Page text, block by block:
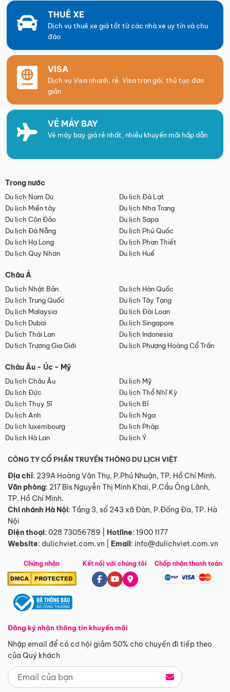
THUÊ XE
Dịch vụ thuê xe giá tốt từ các nhà xe uy tín và chu
đáo
VISA
Dịch vụ Visa nhanh, rẻ. Visa trọn gói, thủ tục đơn
giản
VÉ MÁY BAY
Vé máy bay giá rẻ nhất, nhiều khuyến mãi hấp dẫn
Trong nước
Du lịch Nam Du
Du lịch Đà Lạt
Du lịch Miền tây
Du lịch Nha Trang
Du lịch Côn Đảo
Du lịch Sapa
Du lịch Đà Nẵng
Du lịch Phú Quốc
Du lịch Hạ Long
Du lịch Phan Thiết
Du lịch Quy Nhơn
Du lịch Huế
Châu Á
Du lịch Nhật Bản
Du lịch Hàn Quốc
Du lịch Trung Quốc
Du lịch Tây Tạng
Du lịch Malaysia
Du lịch Đài Loan
Du lịch Dubai
Du lịch Singapore
Du lịch Thái Lan
Du lịch Indonesia
Du lịch Trương Gia Giới
Du lịch Phượng Hoàng Cổ Trấn
Châu Âu - Úc - Mỹ
Du lịch Châu Âu
Du lịch Mỹ
Du lịch Đức
Du lịch Thổ Nhĩ Kỳ
Du lịch Thụy Sĩ
Du lịch Bỉ
Du lịch Anh
Du lịch Nga
Du lịch luxembourg
Du lịch Pháp
Du lịch Hà Lan
Du lịch Ý
CÔNG TY CỔ PHẦN TRUYỀN THÔNG DU LỊCH VIỆT
Địa chỉ: 239A Hoàng Văn Thụ, P.Phú Nhuận, TP. Hồ Chí Minh.
Văn phòng: 217 Bis Nguyễn Thị Minh Khai, P.Cầu Ông Lãnh,
TP. Hồ Chí Minh.
Chi nhánh Hà Nội: Tầng 3, số 243 xã Đàn, P.Đống Đa, TP. Hà
Nội
Điện thoại: 028 73056789 Hotline: 1900 1177
Website: dulichviet.com.vn Email: info@dulichviet.com.vn
Chứng nhận
Đăng ký nhận thông tin khuyến mãi
Nhập email để có cơ hội giảm 50% cho chuyến đi tiếp theo
của Quý khách
Kết nối với chúng tôi Chấp nhận thanh toán